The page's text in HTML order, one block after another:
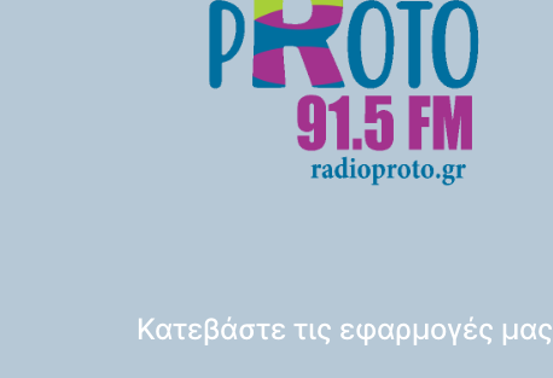
Κατεβάστε τις εφαρμογές μας